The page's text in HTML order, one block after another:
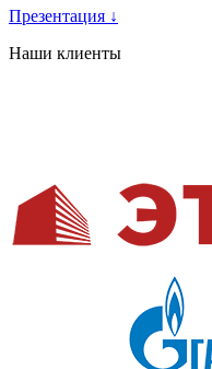
Презентация ↓
Наши клиенты